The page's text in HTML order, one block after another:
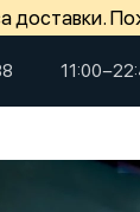
доставки.